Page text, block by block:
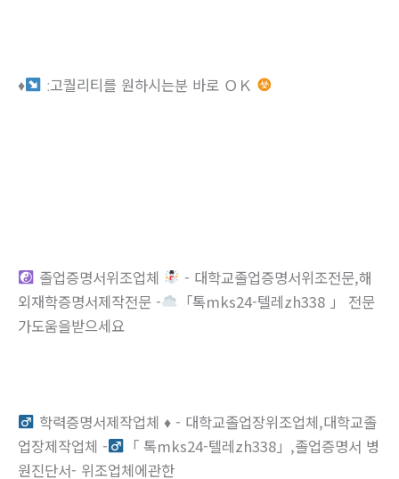
♦ ː고퀄리티를 원하시는분 바로 ＯＫ
졸업증명서위조업체
- 대학교졸업증명서위조전문,해
외재학증명서제작전문 -
「톡mks24-텔레zh338 」 전문
가도움을받으세요
학력증명서제작업체 ♦- 대학교졸업장위조업체,대학교졸
업장제작업체 -
「 톡mks24-텔레zh338」,졸업증명서 병
원진단서- 위조업체에관한